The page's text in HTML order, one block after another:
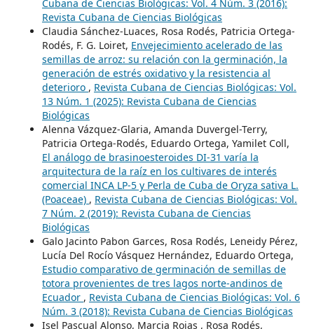
Cubana de Ciencias Biológicas: Vol. 4 Núm. 3 (2016):
Revista Cubana de Ciencias Biológicas
Claudia Sánchez-Luaces, Rosa Rodés, Patricia Ortega-
Rodés, F. G. Loiret, Envejecimiento acelerado de las
semillas de arroz: su relación con la germinación, la
generación de estrés oxidativo y la resistencia al
deterioro , Revista Cubana de Ciencias Biológicas: Vol.
13 Núm. 1 (2025): Revista Cubana de Ciencias
Biológicas
Alenna Vázquez-Glaria, Amanda Duvergel-Terry,
Patricia Ortega-Rodés, Eduardo Ortega, Yamilet Coll,
El análogo de brasinoesteroides DI-31 varía la
arquitectura de la raíz en los cultivares de interés
comercial INCA LP-5 y Perla de Cuba de Oryza sativa L.
(Poaceae) , Revista Cubana de Ciencias Biológicas: Vol.
7 Núm. 2 (2019): Revista Cubana de Ciencias
Biológicas
Galo Jacinto Pabon Garces, Rosa Rodés, Leneidy Pérez,
Lucía Del Rocío Vásquez Hernández, Eduardo Ortega,
Estudio comparativo de germinación de semillas de
totora provenientes de tres lagos norte-andinos de
Ecuador , Revista Cubana de Ciencias Biológicas: Vol. 6
Núm. 3 (2018): Revista Cubana de Ciencias Biológicas
Isel Pascual Alonso, Marcia Rojas , Rosa Rodés,